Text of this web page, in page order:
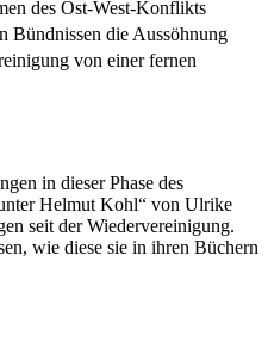
des Ost-West-Konflikts
Bündnissen die Aussöhnung
von einer fernen
in dieser Phase des
Helmut Kohl“ von Ulrike
seit der Wiedervereinigung.
wie diese sie in ihren Büchern